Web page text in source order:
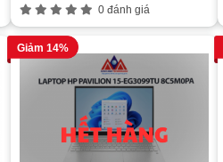
0 đánh giá
Giảm 14%